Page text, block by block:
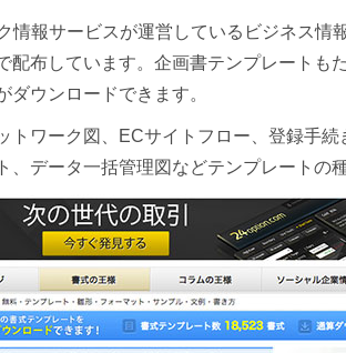
情報サービスが運営しているビジネス情
配布しています。企画書テンプレートも
ダウンロードできます。
トワーク図、ECサイトフロー、登録手続
、データ一括管理図などテンプレートの